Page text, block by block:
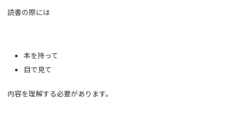
読書の際には
本を持って
目で見て
内容を理解する必要があります。